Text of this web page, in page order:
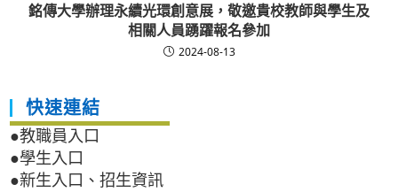
銘傳大學辦理永續光環創意展，敬邀貴校教師與學生及
相關人員踴躍報名參加
2024-08-13
快速連結
●教職員入口
●學生入口
●新生入口、招生資訊